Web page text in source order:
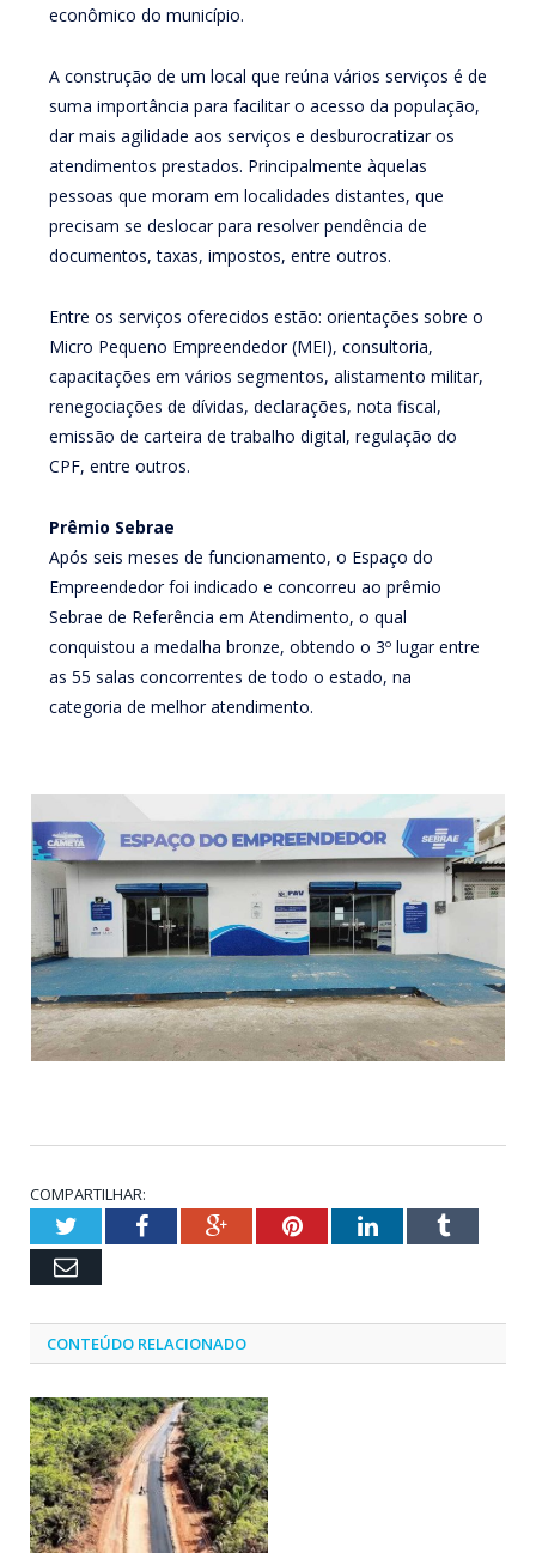
econômico do município.
A construção de um local que reúna vários serviços é de
suma importância para facilitar o acesso da população,
dar mais agilidade aos serviços e desburocratizar os
atendimentos prestados. Principalmente àquelas
pessoas que moram em localidades distantes, que
precisam se deslocar para resolver pendência de
documentos, taxas, impostos, entre outros.
Entre os serviços oferecidos estão: orientações sobre o
Micro Pequeno Empreendedor (MEI), consultoria,
capacitações em vários segmentos, alistamento militar,
renegociações de dívidas, declarações, nota fiscal,
emissão de carteira de trabalho digital, regulação do
CPF, entre outros.
Prêmio Sebrae
Após seis meses de funcionamento, o Espaço do
Empreendedor foi indicado e concorreu ao prêmio
Sebrae de Referência em Atendimento, o qual
conquistou a medalha bronze, obtendo o 3º lugar entre
as 55 salas concorrentes de todo o estado, na
categoria de melhor atendimento.
COMPARTILHAR:
TwitterFacebookGoogle+PinterestLinkedInTumblr
Email
CONTEÚDO RELACIONADO